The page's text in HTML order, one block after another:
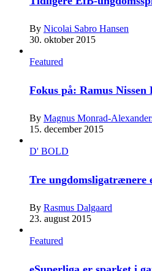
By Nicolai Sabro Hansen
30. oktober 2015
Featured
Fokus på: Ramus
By Magnus Monrad-
15. december 2015
D' BOLD
Tre ungdomsligatrænere
By Rasmus Dalgaard
23. august 2015
Featured